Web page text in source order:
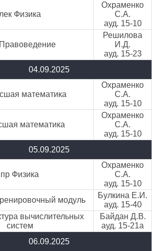
лек Физика
Охраменко
С.А.
ауд. 15-10
Решилова
И.Д.
ауд. 15-23
04.09.2025
математика
Охраменко
С.А.
ауд. 15-10
математика
Охраменко
С.А.
ауд. 15-10
05.09.2025
пр Физика
Охраменко
С.А.
ауд. 15-10
модуль
Булкина Е.И.
ауд. 15-40
вычислительных
систем
Байдан Д.В.
ауд. 15-21а
06.09.2025